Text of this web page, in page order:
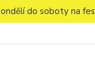
do soboty na